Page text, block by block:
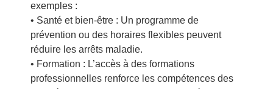
exemples :
• Santé et bien-être : Un programme de
prévention ou des horaires flexibles peuvent
réduire les arrêts maladie.
• Formation : L’accès à des formations
professionnelles renforce les compétences des